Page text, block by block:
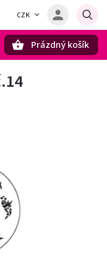
CZK
Prázdný košík